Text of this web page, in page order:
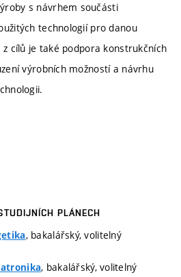
s návrhem součásti
technologií pro danou
cílů je také podpora konstrukčních
výrobních možností a návrhu
PLÁNECH
, bakalářský, volitelný
, bakalářský, volitelný